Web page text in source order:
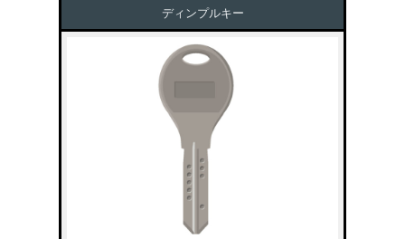
ディンプルキー